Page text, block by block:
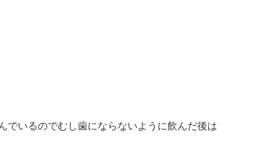
でいるのでむし歯にならないように飲んだ後は